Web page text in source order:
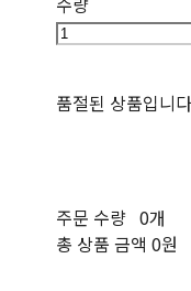
품절된 상품입니
주문 수량 0개
총 상품 금액 0원